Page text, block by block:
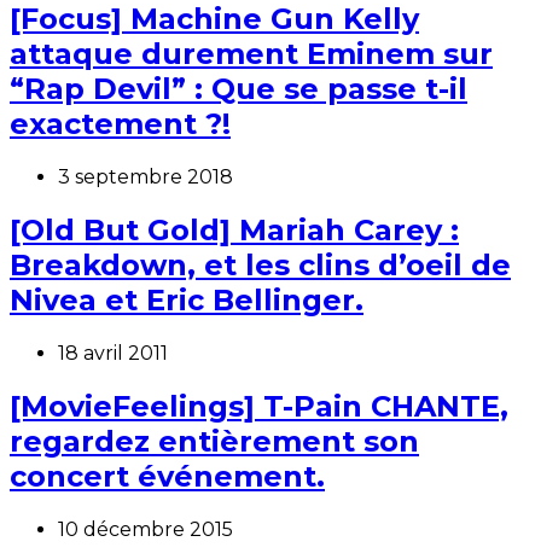
[Focus] Machine Gun Kelly
attaque durement Eminem sur
“Rap Devil” : Que se passe t-il
exactement ?!
3 septembre 2018
[Old But Gold] Mariah Carey :
Breakdown, et les clins d’oeil de
Nivea et Eric Bellinger.
18 avril 2011
[MovieFeelings] T-Pain CHANTE,
regardez entièrement son
concert événement.
10 décembre 2015